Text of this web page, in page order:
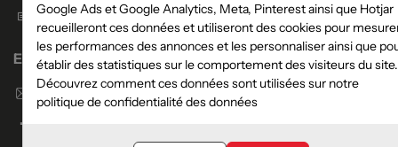
Formulaire de contact
Enseigne Atlas Home
Envoyer un email
Google Ads et Google Analytics, Meta, Pinterest ainsi que Hotjar
recueilleront ces données et utiliseront des cookies pour
les performances des annonces et les personnaliser ainsi que
établir des statistiques sur le comportement des visiteurs du site.
Découvrez comment ces données sont utilisées sur notre
politique de confidentialité des données